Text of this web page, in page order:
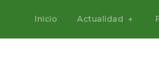
Inicio Actualidad